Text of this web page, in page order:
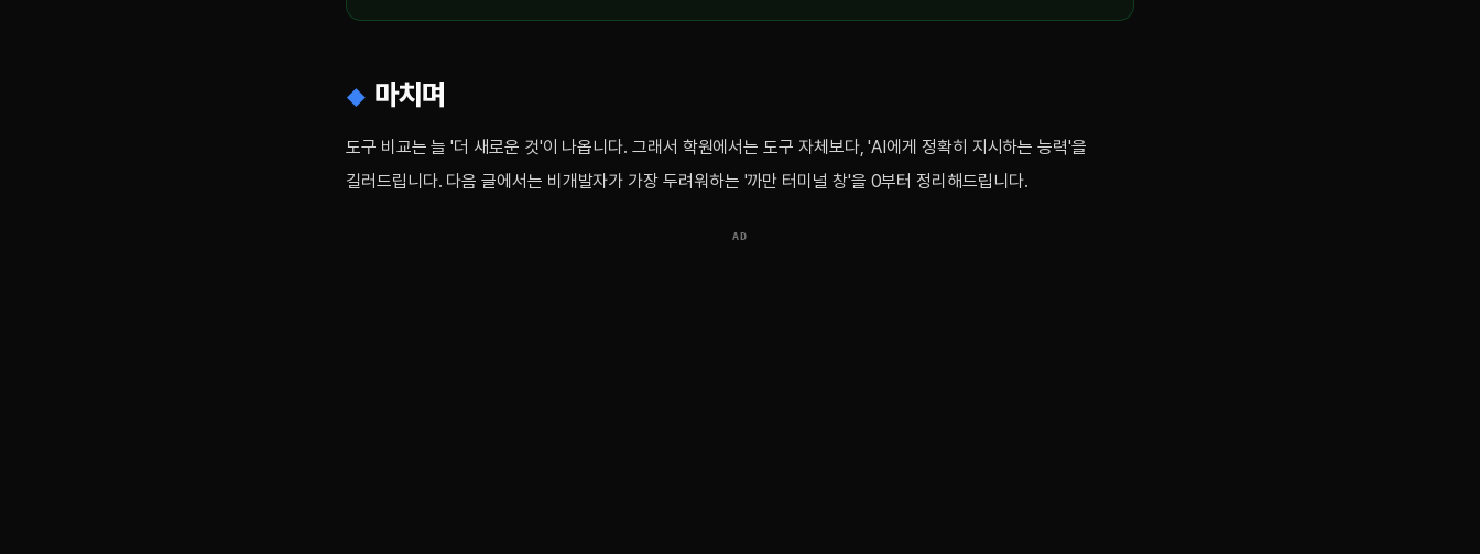
마치며
도구 비교는 늘 '더 새로운 것'이 나옵니다. 그래서 학원에서는 도구 자체보다, 'AI에게 정확히 지시하는 능력'을
길러드립니다. 다음 글에서는 비개발자가 가장 두려워하는 '까만 터미널 창'을 0부터 정리해드립니다.
AD